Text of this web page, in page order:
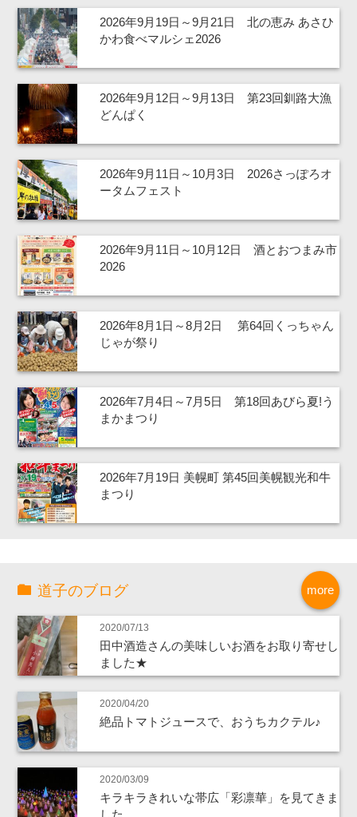
2026年9月19日～9月21日 北の恵み あさひ
かわ食べマルシェ2026
2026年9月12日～9月13日 第23回釧路大漁
どんぱく
2026年9月11日～10月3日 2026さっぽろオ
ータムフェスト
2026年9月11日～10月12日 酒とおつまみ市
2026
2026年8月1日～8月2日 第64回くっちゃん
じゃが祭り
2026年7月4日～7月5日 第18回あびら夏!う
まかまつり
2026年7月19日 美幌町 第45回美幌観光和牛
まつり
more
道子のブログ
2020/07/13
田中酒造さんの美味しいお酒をお取り寄せし
ました★
2020/04/20
絶品トマトジュースで、おうちカクテル♪
2020/03/09
キラキラきれいな帯広「彩凛華」を見てきま
した